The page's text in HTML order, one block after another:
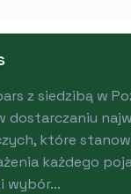
z siedzibą w
dostarczaniu
które
każdego
wybór...